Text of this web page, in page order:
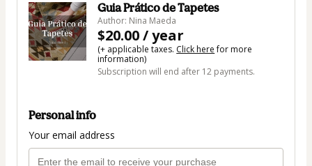
Guia Prático de Tapetes
Author: Nina Maeda
$20.00 / year
(+ applicable taxes. Click herefor more
information)
Subscription will end after 12 payments.
Personal info
Your email address